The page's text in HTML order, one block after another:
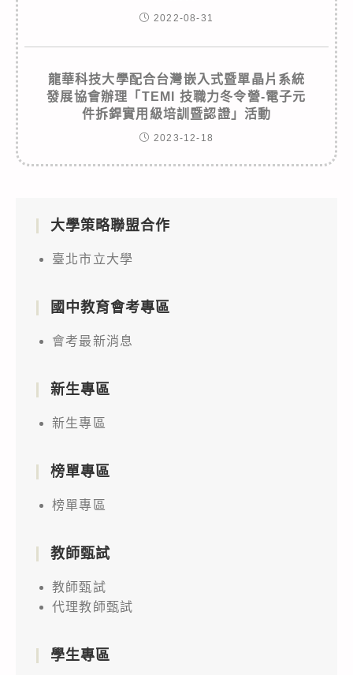
2022-08-31
龍華科技大學配合台灣嵌入式暨單晶片系統
發展協會辦理「TEMI 技職力冬令營-電子元
件拆銲實用級培訓暨認證」活動
2023-12-18
大學策略聯盟合作
臺北市立大學
國中教育會考專區
會考最新消息
新生專區
新生專區
榜單專區
榜單專區
教師甄試
教師甄試
代理教師甄試
學生專區